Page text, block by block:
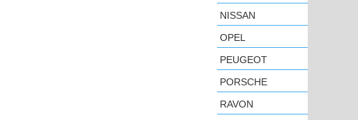
NISSAN
OPEL
PEUGEOT
PORSCHE
RAVON